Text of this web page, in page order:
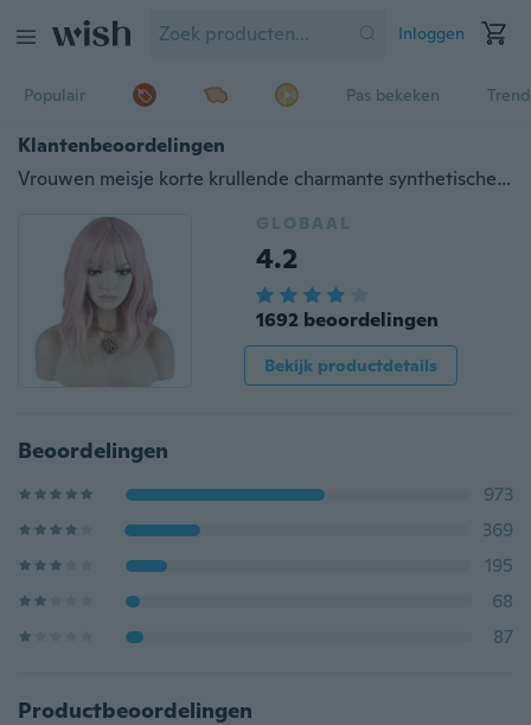
Inloggen
Populair Pas bekeken
Klantenbeoordelingen
Vrouwen meisje korte krullende charmante synthetische pruik met Air Bangs pruik Cap en kam inbegrepen (mooie roze)
GLOBAAL
4.2
1692 beoordelingen
Bekijk productdetails
Beoordelingen
973
369
195
68
87
Productbeoordelingen